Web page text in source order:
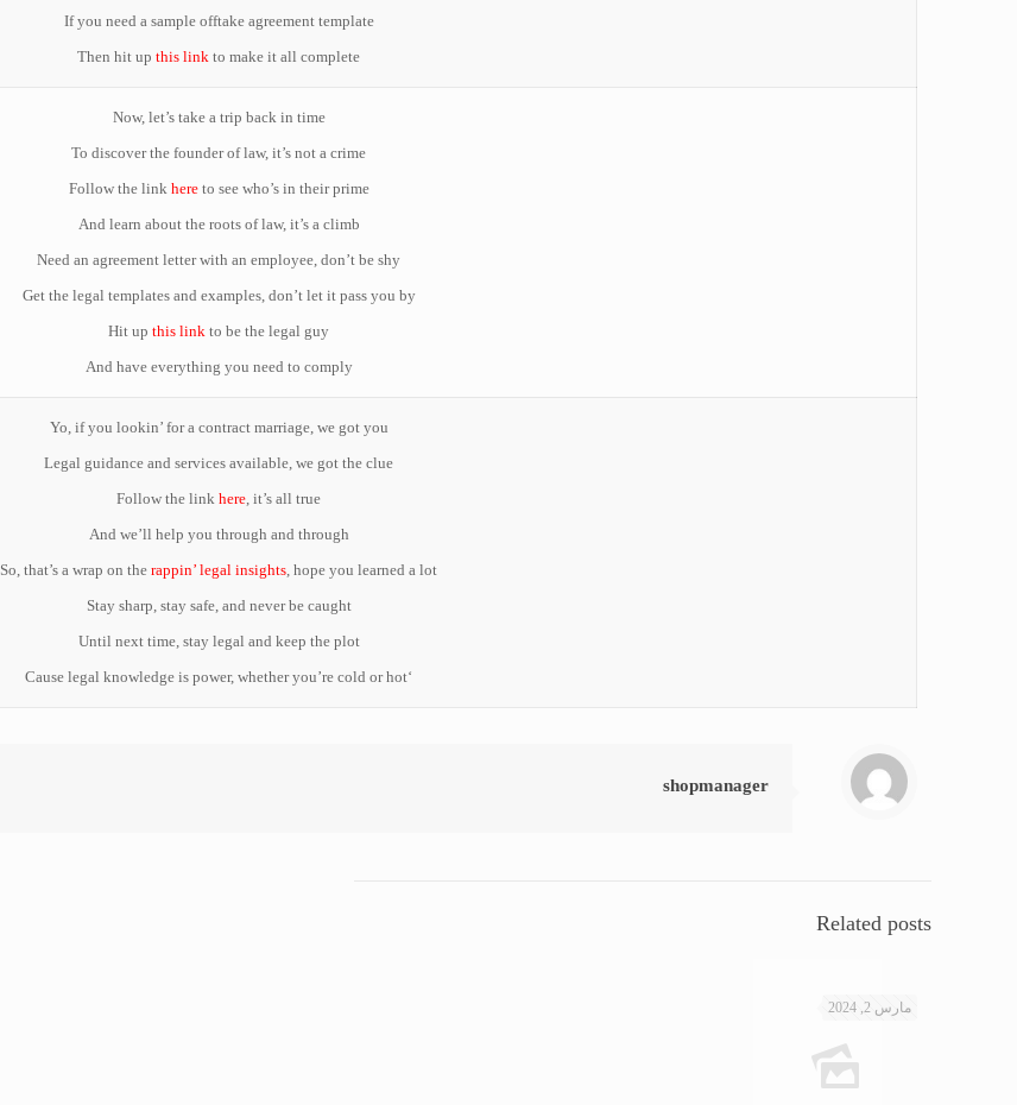
If you need a sample offtake agreement template
Then hit up this link to make it all complete
Now, let’s take a trip back in time
To discover the founder of law, it’s not a crime
Follow the link hereto see who’s in their prime
And learn about the roots of law, it’s a climb
Need an agreement letter with an employee, don’t be shy
Get the legal templates and examples, don’t let it pass you by
Hit up this link to be the legal guy
And have everything you need to comply
Yo, if you lookin’ for a contract marriage, we got you
Legal guidance and services available, we got the clue
Follow the link here, it’s all true
And we’ll help you through and through
So, that’s a wrap on the rappin’ legal insights, hope you learned a lot
Stay sharp, stay safe, and never be caught
Until next time, stay legal and keep the plot
‘Cause legal knowledge is power, whether you’re cold or hot
shopmanager
Related posts
مارس 2, 2024